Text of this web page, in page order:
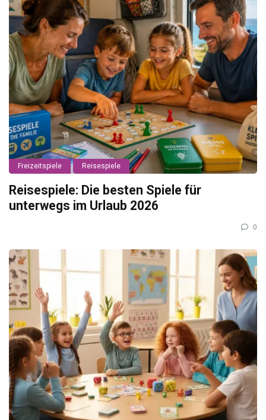
Freizeitspiele Reisespiele
Reisespiele: Die besten Spiele für
unterwegs im Urlaub 2026
0